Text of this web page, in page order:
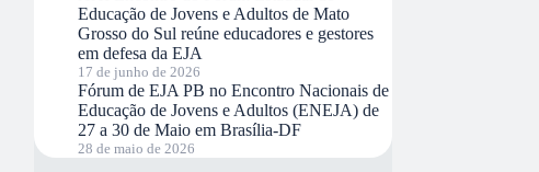
Educação de Jovens e Adultos de Mato
Grosso do Sul reúne educadores e gestores
em defesa da EJA
17 de junho de 2026
Fórum de EJA PB no Encontro Nacionais de
Educação de Jovens e Adultos (ENEJA) de
27 a 30 de Maio em Brasília-DF
28 de maio de 2026